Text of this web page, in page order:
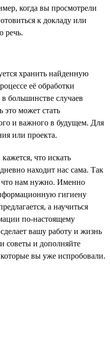
когда вы просмотрели
к докладу или
речь.
хранить найденную
её обработки
большинстве случаев
это может стать
и важного в будущем. Для
или проекта.
что искать
находит нас сама. Так
что нам нужно. Именно
гигиену
а научиться
по-настоящему
вашу работу и жизнь
советы и дополняйте
вы уже испробовали.